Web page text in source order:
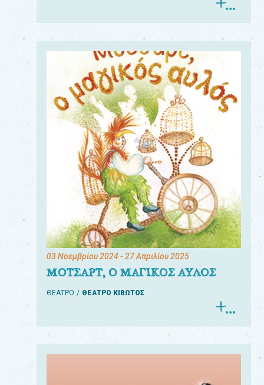
03 Νοεμβρίου 2024- 27 Απριλίου 2025
ΜΟΤΣΑΡΤ, Ο ΜΑΓΙΚΟΣ ΑΥΛΟΣ
ΘΕΑΤΡΟ ΘΕΑΤΡΟ ΚΙΒΩΤΟΣ